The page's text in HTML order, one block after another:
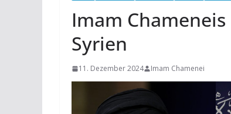
Imam
Syrien
11. Dezember 2024 Imam Chamenei